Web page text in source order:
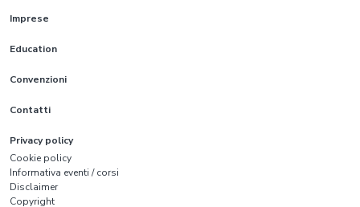
Imprese
Education
Convenzioni
Contatti
Privacy policy
Cookie policy
Informativa eventi / corsi
Disclaimer
Copyright